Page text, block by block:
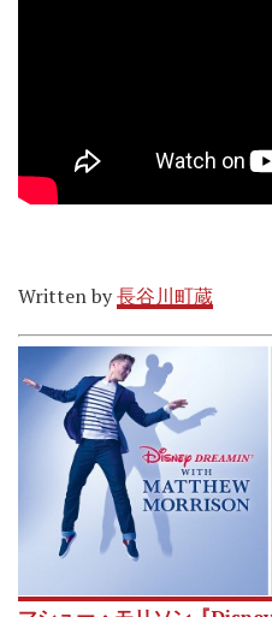
Written by長谷川町蔵